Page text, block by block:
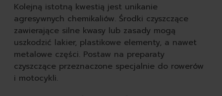
Kolejną istotną kwestią jest unikanie
agresywnych chemikaliów. Środki czyszczące
zawierające silne kwasy lub zasady mogą
uszkodzić lakier, plastikowe elementy, a nawet
metalowe części. Postaw na preparaty
czyszczące przeznaczone specjalnie do rowerów
i motocykli.